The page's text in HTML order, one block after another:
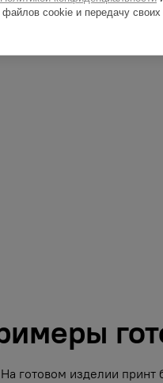
готовом изделии
файлов cookie и передачу